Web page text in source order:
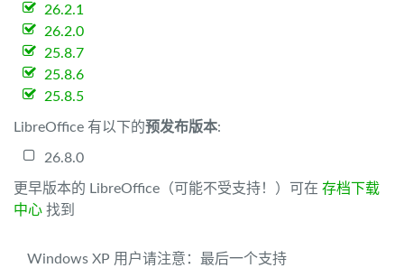
26.2.1
26.2.0
25.8.7
25.8.6
25.8.5
LibreOffice 有以下的预发布版本:
26.8.0
更早版本的 LibreOffice（可能不受支持！）可在 存档下载
中心 找到
Windows XP 用户请注意：最后一个支持